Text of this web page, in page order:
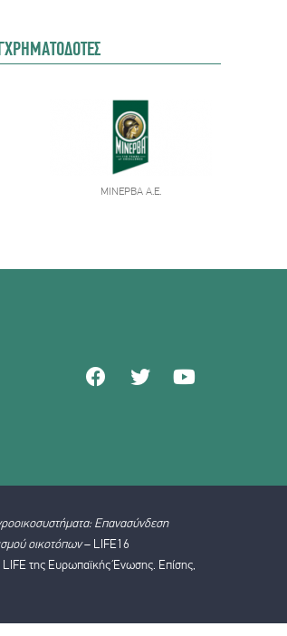
ΜΙΝΕΡΒΑ Α.Ε.
Επανασύνδεση
οικοτόπων– LIFE16
της Ευρωπαϊκής Ένωσης. Επίσης,